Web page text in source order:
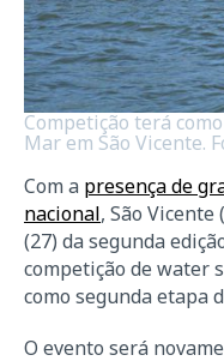
Competição terá
Mar em São Vicente.
Com a presença de
nacional, São Vicente
(27) da segunda
competição de water
como segunda etapa
O evento será